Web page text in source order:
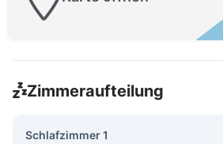
Zimmeraufteilung
Schlafzimmer 1